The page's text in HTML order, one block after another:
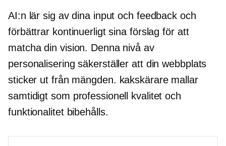
AI:n lär sig av dina input och feedback och
förbättrar kontinuerligt sina förslag för att
matcha din vision. Denna nivå av
personalisering säkerställer att din webbplats
sticker ut från mängden. kakskäraremallar
samtidigt som professionell kvalitet och
funktionalitet bibehålls.